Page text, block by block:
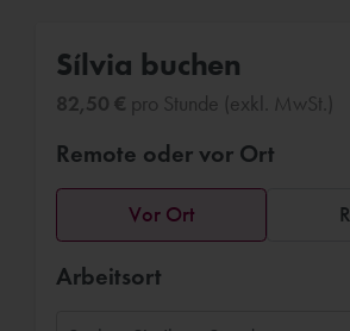
Sílvia buchen
82,50 € pro Stunde (exkl. MwSt.)
Remote oder vor Ort
Vor Ort
Arbeitsort